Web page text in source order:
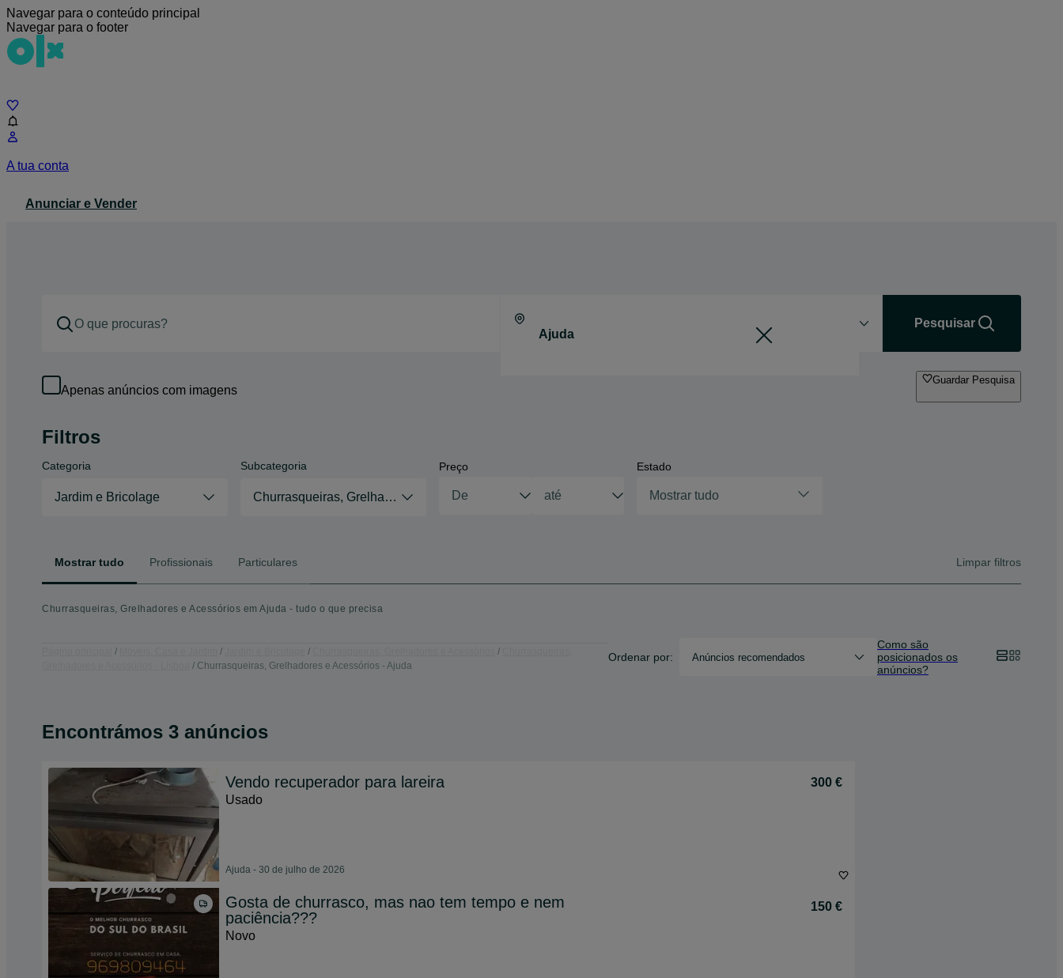
Navegar para o conteúdo principal
Navegar para o footer
A tua conta
Anunciar e Vender
Pesquisar
Apenas anúncios com imagens
Guardar Pesquisa
Filtros
Categoria
Jardim e Bricolage
Subcategoria
Churrasqueiras, Grelhadores e Acessórios
Preço Estado
Mostrar tudo
Mostrar tudo Profissionais Particulares Limpar filtros
Churrasqueiras, Grelhadores e Acessórios em Ajuda - tudo o que precisa
Churrasqueiras, Grelhadores e Acessórios - Ajuda
Ordenar por: Anúncios recomendados
Como são
posicionados os
anúncios?
Encontrámos 3 anúncios
Vendo recuperador para lareira
300 €
Usado
Ajuda - 30 de julho de 2026
Gosta de churrasco, mas nao tem tempo e nem
paciência???
150 €
Novo